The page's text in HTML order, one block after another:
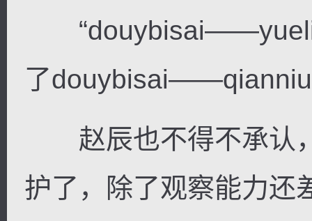
了douybisai——qianniu
赵辰也不得不承认
护了，除了观察能力还